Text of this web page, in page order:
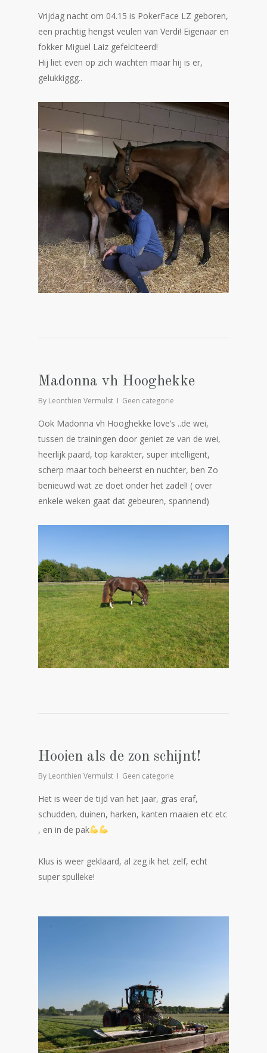
Vrijdag nacht om 04.15 is PokerFace LZ geboren,
een prachtig hengst veulen van Verdi! Eigenaar en
fokker Miguel Laiz gefelciteerd!
Hij liet even op zich wachten maar hij is er,
gelukkiggg..
Madonna vh Hooghekke
By Leonthien Vermulst Geen categorie
Ook Madonna vh Hooghekke love’s ..de wei,
tussen de trainingen door geniet ze van de wei,
heerlijk paard, top karakter, super intelligent,
scherp maar toch beheerst en nuchter, ben Zo
benieuwd wat ze doet onder het zadel! ( over
enkele weken gaat dat gebeuren, spannend)
Hooien als de zon schijnt!
By Leonthien Vermulst Geen categorie
Het is weer de tijd van het jaar, gras eraf,
schudden, duinen, harken, kanten maaien etc etc
, en in de pak
Klus is weer geklaard, al zeg ik het zelf, echt
super spulleke!